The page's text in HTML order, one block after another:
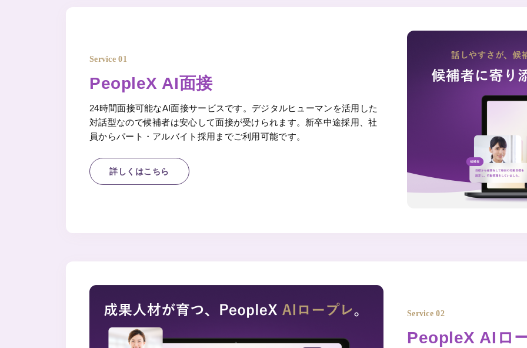
Service 01
PeopleX AI面接
24時間面接可能なAI面接サービスです。デジタルヒューマンを活用した
対話型なので候補者は安心して面接が受けられます。新卒中途採用、社
員からパート・アルバイト採用までご利用可能です。
詳しくはこちら
Service 02
PeopleX AIロ